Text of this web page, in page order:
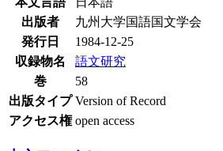
出版者
九州大学国語国文学会
発行日
1984-12-25
収録物名
語文研究
巻
58
出版タイプ Version of Record
アクセス権 open access